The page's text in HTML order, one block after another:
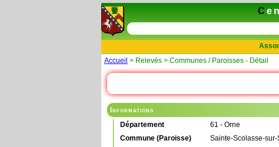
C
Accueil > Relevés > Communes / Paroisses - Détail
Informations
Département
61 - Orne
Commune (Paroisse)
Sainte-Scolasse-sur-